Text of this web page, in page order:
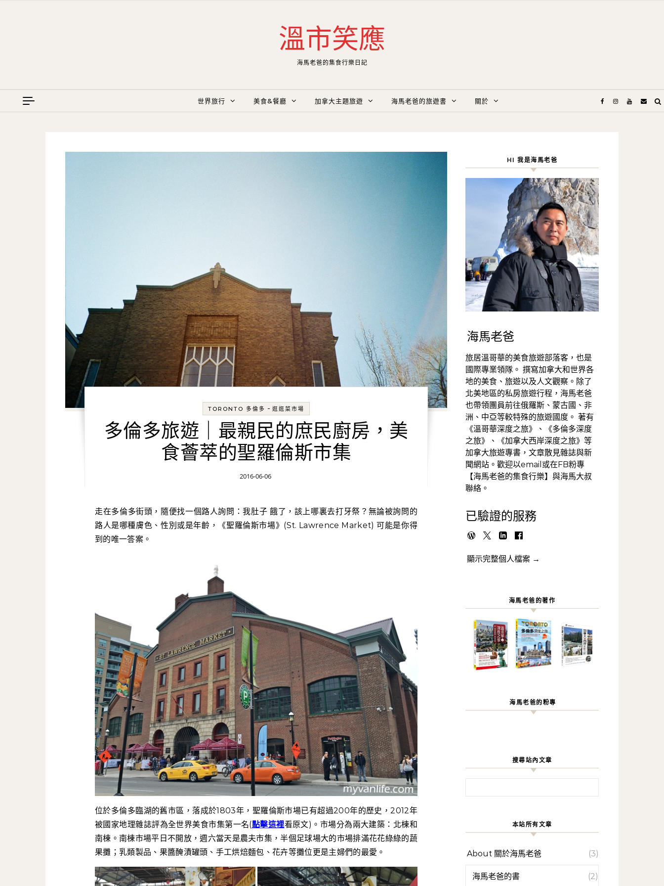
溫市笑應
海馬老爸的集食行樂日記
世界旅行 美食&餐廳 加拿大主題旅遊 海馬老爸的旅遊書 關於
TORONTO 多倫多 - 逛逛菜市場
多倫多旅遊｜最親民的庶民廚房，美
食薈萃的聖羅倫斯市集
2016-06-06
走在多倫多街頭，隨便找一個路人詢問：我肚子 餓了，該上哪裏去打牙祭？無論被詢問的
路人是哪種膚色、性別或是年齡，《聖羅倫斯市場》(St. Lawrence Market) 可能是你得
到的唯一答案。
位於多倫多臨湖的舊市區，落成於1803年，聖羅倫斯市場已有超過200年的歷史，2012年
被國家地理雜誌評為全世界美食市集第一名(點擊這裡看原文)。市場分為兩大建築：北棟和
南棟。南棟市場平日不開放，週六當天是農夫市集，半個足球場大的市場排滿花花綠綠的蔬
果攤；乳類製品、果醬醃漬罐頭、手工烘焙麵包、花卉等攤位更是主婦們的最愛。
HI 我是海馬老爸
海馬老爸
旅居溫哥華的美食旅遊部落客，也是
國際專業領隊。 撰寫加拿大和世界各
地的美食、旅遊以及人文觀察。除了
北美地區的私房旅遊行程，海馬老爸
也帶領團員前往俄羅斯、蒙古國、非
洲、中亞等較特殊的旅遊國度。 著有
《溫哥華深度之旅》、《多倫多深度
之旅》、《加拿大西岸深度之旅》等
加拿大旅遊專書，文章散見雜誌與新
聞網站。歡迎以email或在FB粉專
【海馬老爸的集食行樂】與海馬大叔
聯絡。
已驗證的服務
顯示完整個人檔案 →
海馬老爸的著作
海馬老爸的粉專
搜尋站內文章
本站所有文章
About 關於海馬老爸 (3)
海馬老爸的書 (2)